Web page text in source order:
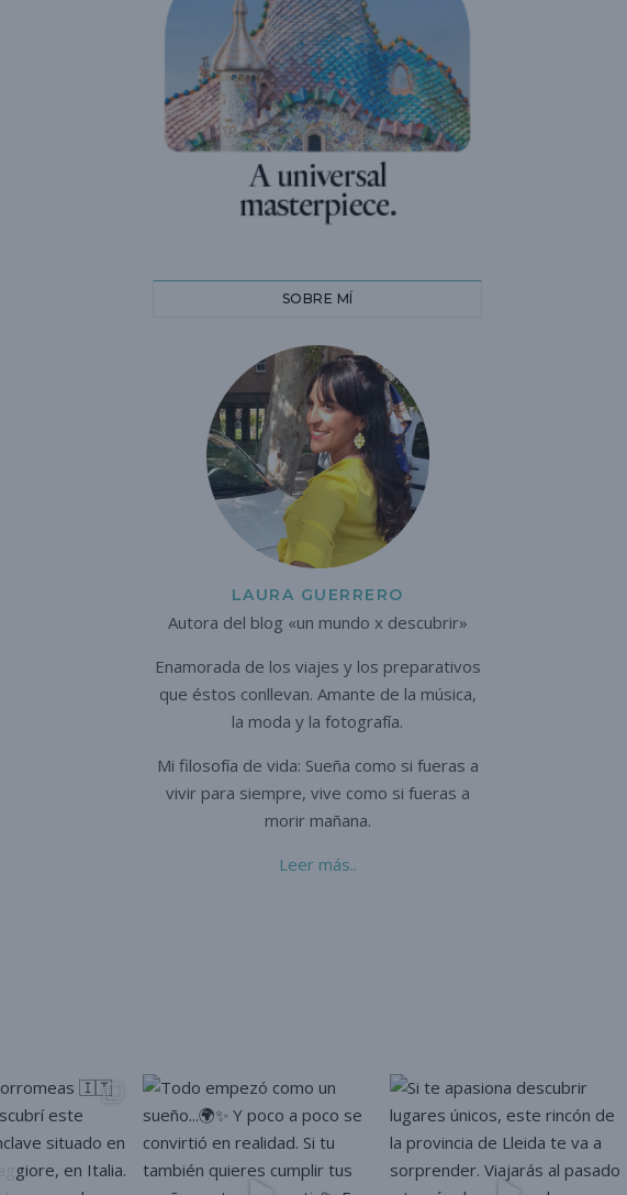
SOBRE MÍ
LAURA GUERRERO
Autora del blog «un mundo x descubrir»
Enamorada de los viajes y los preparativos
que éstos conllevan. Amante de la música,
la moda y la fotografía.
Mi filosofía de vida: Sueña como si fueras a
vivir para siempre, vive como si fueras a
morir mañana.
Leer más..